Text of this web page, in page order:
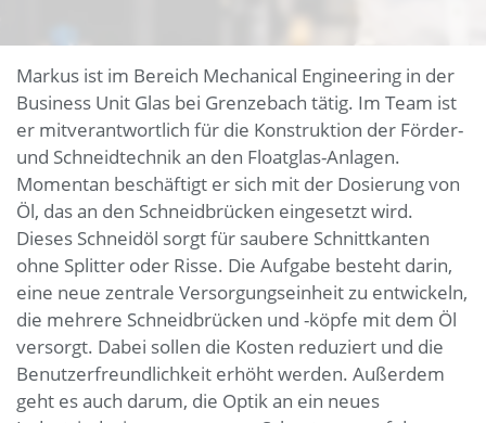
Markus ist im Bereich Mechanical Engineering in der
Business Unit Glas bei Grenzebach tätig. Im Team ist
er mitverantwortlich für die Konstruktion der Förder-
und Schneidtechnik an den Floatglas-Anlagen.
Momentan beschäftigt er sich mit der Dosierung von
Öl, das an den Schneidbrücken eingesetzt wird.
Dieses Schneidöl sorgt für saubere Schnittkanten
ohne Splitter oder Risse. Die Aufgabe besteht darin,
eine neue zentrale Versorgungseinheit zu entwickeln,
die mehrere Schneidbrücken und -köpfe mit dem Öl
versorgt. Dabei sollen die Kosten reduziert und die
Benutzerfreundlichkeit erhöht werden. Außerdem
geht es auch darum, die Optik an ein neues